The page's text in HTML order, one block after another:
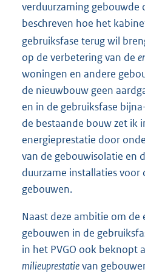
verduurzaming gebouwde
beschreven hoe het
gebruiksfase terug wil
op de verbetering van de
woningen en andere
de nieuwbouw geen
en in de gebruiksfase
de bestaande bouw zet ik
energieprestatie door
van de gebouwisolatie en
duurzame installaties voor
gebouwen.
Naast deze ambitie om de
gebouwen in de
in het PVGO ook beknopt
milieuprestatievan